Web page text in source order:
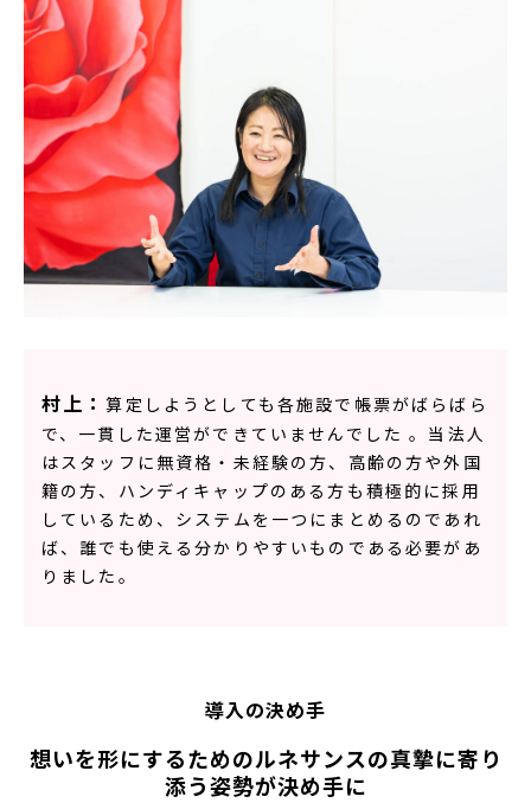
村上：算定しようとしても各施設で帳票がばらばら
で、一貫した運営ができていませんでした ‎。当法人
はスタッフに無資格・未経験の方、高齢の方や外国
籍の方、ハンディキャップのある方も積極的に採用
しているため、システムを一つにまとめるのであれ
ば、誰でも使える分かりやすいものである必要があ
りました。
導入の決め手
想いを形にするためのルネサンスの真摯に寄り
添う姿勢が決め手に